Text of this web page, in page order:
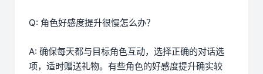
Q: 角色好感度提升很慢怎么办？
A: 确保每天都与目标角色互动，选择正确的对话选
项，适时赠送礼物。有些角色的好感度提升确实较